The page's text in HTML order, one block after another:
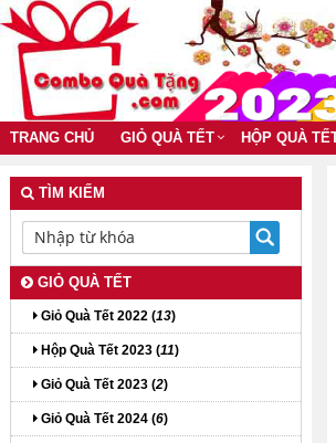
TRANG CHỦ GIỎ QUÀ TẾT HỘP QUÀ
TÌM KIẾM
GIỎ QUÀ TẾT
Giỏ Quà Tết 2022 (13)
Hộp Quà Tết 2023 (11)
Giỏ Quà Tết 2023 (2)
Giỏ Quà Tết 2024 (6)